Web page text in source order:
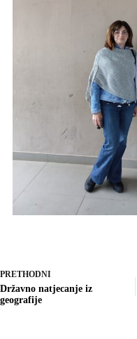
PRETHODNI
Državno natjecanje iz
geografije